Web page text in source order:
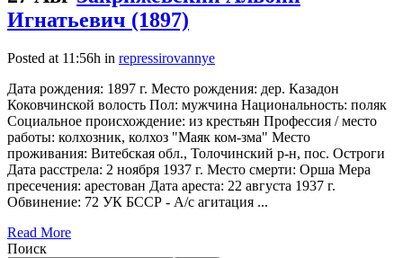
Игнатьевич (1897)
Posted at 11:56h in repressirovannye
Дата рождения: 1897 г. Место рождения: дер. Казадон
Коковчинской волость Пол: мужчина Национальность: поляк
Социальное происхождение: из крестьян Профессия / место
работы: колхозник, колхоз "Маяк ком-зма" Место
проживания: Витебская обл., Толочинский р-н, пос. Остроги
Дата расстрела: 2 ноября 1937 г. Место смерти: Орша Мера
пресечения: арестован Дата ареста: 22 августа 1937 г.
Обвинение: 72 УК БССР - А/с агитация ...
Read More
Поиск